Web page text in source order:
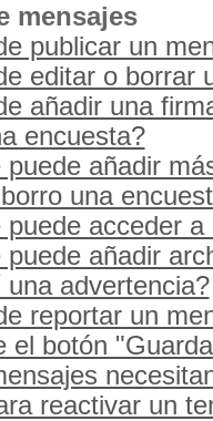
mensajes
publicar un
editar o borrar
añadir una
encuesta?
añadir
una
acceder a
añadir
advertencia?
reportar un
el botón
reactivar un